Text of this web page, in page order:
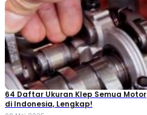
64 Daftar Ukuran Klep Semua Motor
di Indonesia, Lengkap!